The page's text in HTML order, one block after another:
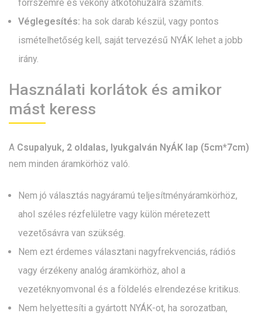
forrszemre és vékony átkötőhuzalra számíts.
Véglegesítés: ha sok darab készül, vagy pontos
ismételhetőség kell, saját tervezésű NYÁK lehet a jobb
irány.
Használati korlátok és amikor
mást keress
A Csupalyuk, 2 oldalas, lyukgalván NyÁK lap (5cm*7cm)
nem minden áramkörhöz való.
Nem jó választás nagyáramú teljesítményáramkörhöz,
ahol széles rézfelületre vagy külön méretezett
vezetősávra van szükség.
Nem ezt érdemes választani nagyfrekvenciás, rádiós
vagy érzékeny analóg áramkörhöz, ahol a
vezetéknyomvonal és a földelés elrendezése kritikus.
Nem helyettesíti a gyártott NYÁK-ot, ha sorozatban,